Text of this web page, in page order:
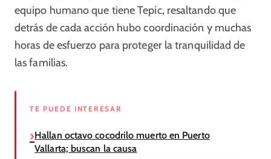
equipo humano que tiene Tepic, resaltando que
detrás de cada acción hubo coordinación y muchas
horas de esfuerzo para proteger la tranquilidad de
las familias.
TE PUEDE INTERESAR
Hallan octavo cocodrilo muerto en Puerto
Vallarta; buscan la causa